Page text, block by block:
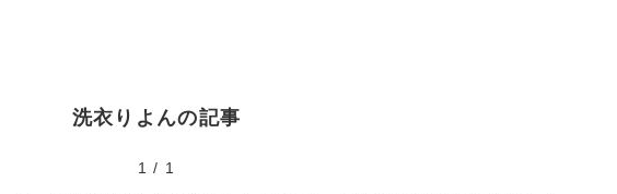
洗衣りよんの記事
1 / 1